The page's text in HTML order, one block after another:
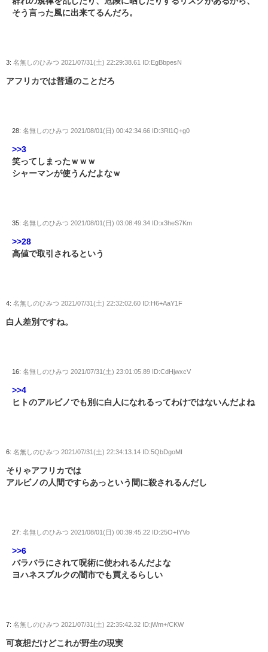
そう言った風に出来てるんだろ。
3: 名無しのひみつ 2021/07/31(土) 22:29:38.61 ID:EgBbpesN
アフリカでは普通のことだろ
28: 名無しのひみつ 2021/08/01(日) 00:42:34.66 ID:3Rl1Q+g0
>>3
笑ってしまったｗｗｗ
シャーマンが使うんだよなｗ
35: 名無しのひみつ 2021/08/01(日) 03:08:49.34 ID:x3heS7Km
>>28
高値で取引されるという
4: 名無しのひみつ 2021/07/31(土) 22:32:02.60 ID:H6+AaY1F
白人差別ですね。
16: 名無しのひみつ 2021/07/31(土) 23:01:05.89 ID:CdHjwxcV
>>4
ヒトのアルビノでも別に白人になれるってわけではないんだよね
6: 名無しのひみつ 2021/07/31(土) 22:34:13.14 ID:5QbDgoMI
そりゃアフリカでは
アルビノの人間ですらあっという間に殺されるんだし
27: 名無しのひみつ 2021/08/01(日) 00:39:45.22 ID:25O+IYVo
>>6
バラバラにされて呪術に使われるんだよな
ヨハネスブルクの闇市でも買えるらしい
7: 名無しのひみつ 2021/07/31(土) 22:35:42.32 ID:jWm+/CKW
可哀想だけどこれが野生の現実